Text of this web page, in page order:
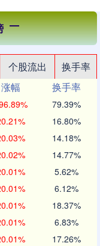
个股流出
换手率
涨幅
换手率
79.39%
16.80%
14.18%
14.77%
5.62%
6.12%
18.37%
6.83%
17.26%